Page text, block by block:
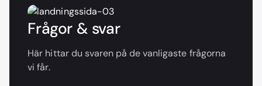
Frågor & svar
Här hittar du svaren på de vanligaste frågorna
vi får.